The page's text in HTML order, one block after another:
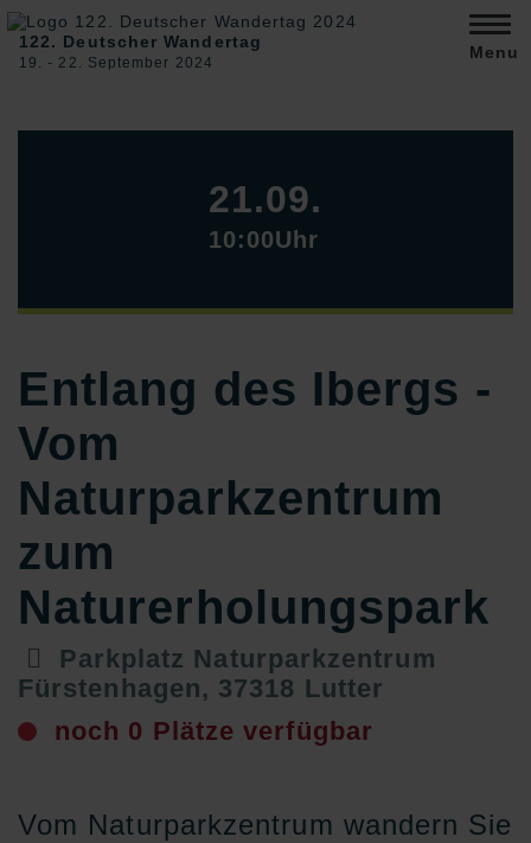
122. Deutscher Wandertag
19. ‐ 22. September 2024
Menu
21.09.
10:00Uhr
Entlang des Ibergs -
Vom
Naturparkzentrum
zum
Naturerholungspark
Parkplatz Naturparkzentrum
Fürstenhagen, 37318 Lutter
noch 0 Plätze verfügbar
Vom Naturparkzentrum wandern Sie